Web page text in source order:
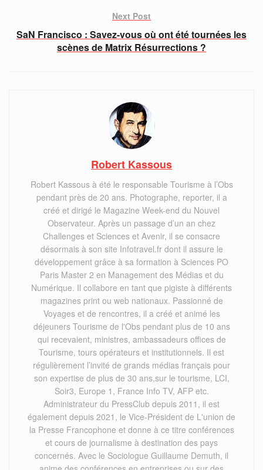
Next Post
SaN Francisco : Savez-vous où ont été tournées les
scènes de Matrix Résurrections ?
Robert Kassous
Robert Kassous à été le responsable Tourisme à l’Obs
pendant près de 20 ans. Photographe, reporter, il a
créé et dirigé le Magazine Week-end du Nouvel
Observateur. Après un passage d’un an chez
Challenges et Sciences et Avenir, il se consacre
désormais à son site Infotravel.fr dont il assure le
développement grâce à sa formation à Sciences PO
Paris Master 2 en Management des Médias et du
Numérique. Il collabore en tant que pigiste à différents
magazines print ou web nationaux. Passionné de
Voyages et de rencontres, il a créé et animé les
déjeuners Tourisme de l'Obs pendant plus de 10 ans
qui recevaient, ministres, ambassadeurs offices de
Tourisme, tours opérateurs et institutionnels. Il est
régulièrement l’invité de grands médias français pour
son expertise de plus de 30 ans,sur le tourisme, LCI,
Soir3, Europe 1, France Info TV, AFP etc.
Administrateur du PressClub depuis 2011, il est
également depuis 2021, le Vice-Président de L'union de
la Presse Francophone et donne à ce titre conférences
et cours de journalisme à destination des pays
concernés. Avec le Sociologue Guillaume Demuth, il